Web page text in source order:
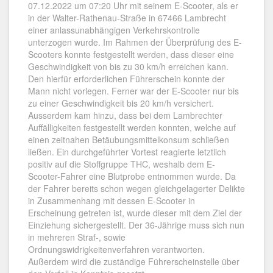
07.12.2022 um 07:20 Uhr mit seinem E-Scooter, als er
in der Walter-Rathenau-Straße in 67466 Lambrecht
einer anlassunabhängigen Verkehrskontrolle
unterzogen wurde. Im Rahmen der Überprüfung des E-
Scooters konnte festgestellt werden, dass dieser eine
Geschwindigkeit von bis zu 30 km/h erreichen kann.
Den hierfür erforderlichen Führerschein konnte der
Mann nicht vorlegen. Ferner war der E-Scooter nur bis
zu einer Geschwindigkeit bis 20 km/h versichert.
Ausserdem kam hinzu, dass bei dem Lambrechter
Auffälligkeiten festgestellt werden konnten, welche auf
einen zeitnahen Betäubungsmittelkonsum schließen
ließen. Ein durchgeführter Vortest reagierte letztlich
positiv auf die Stoffgruppe THC, weshalb dem E-
Scooter-Fahrer eine Blutprobe entnommen wurde. Da
der Fahrer bereits schon wegen gleichgelagerter Delikte
in Zusammenhang mit dessen E-Scooter in
Erscheinung getreten ist, wurde dieser mit dem Ziel der
Einziehung sichergestellt. Der 36-Jährige muss sich nun
in mehreren Straf-, sowie
Ordnungswidrigkeitenverfahren verantworten.
Außerdem wird die zuständige Führerscheinstelle über